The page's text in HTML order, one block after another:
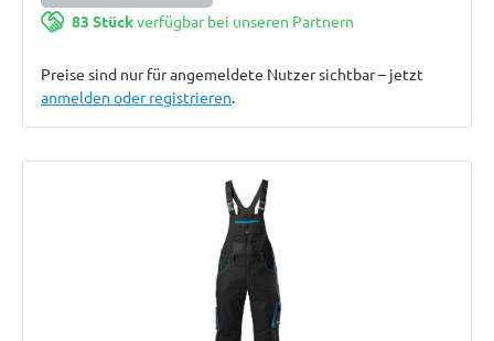
83 Stückverfügbar bei unseren Partnern
Preise sind nur für angemeldete Nutzer sichtbar – jetzt
anmelden oder registrieren.